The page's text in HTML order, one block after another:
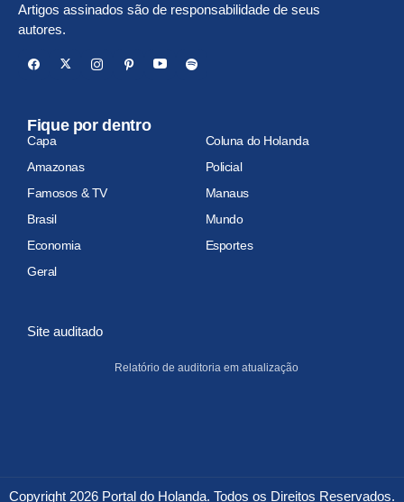
Artigos assinados são de responsabilidade de seus
autores.
Fique por dentro
Capa
Coluna do Holanda
Amazonas
Policial
Famosos & TV
Manaus
Brasil
Mundo
Economia
Esportes
Geral
Site auditado
Relatório de auditoria em atualização
Copyright 2026 Portal do Holanda. Todos os Direitos Reservados.